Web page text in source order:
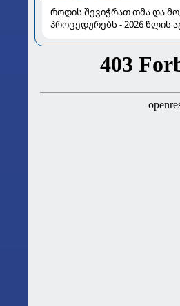
როდის შევიჭრათ თმა და
პროცედურებს - 2026 წლის